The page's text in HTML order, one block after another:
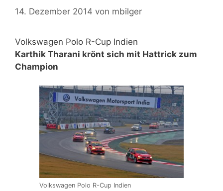
14. Dezember 2014 von mbilger
Volkswagen Polo R-Cup Indien
Karthik Tharani krönt sich mit Hattrick zum
Champion
Volkswagen Polo R-Cup Indien